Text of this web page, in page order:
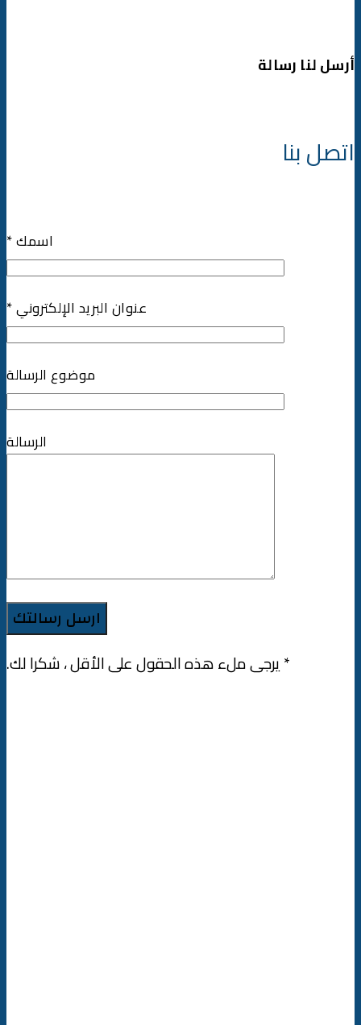
أرسل لنا رسالة
اتصل بنا
* اسمك
* عنوان البريد الإلكتروني
موضوع الرسالة
الرسالة
* يرجى ملء هذه الحقول على الأقل ، شكرا لك.